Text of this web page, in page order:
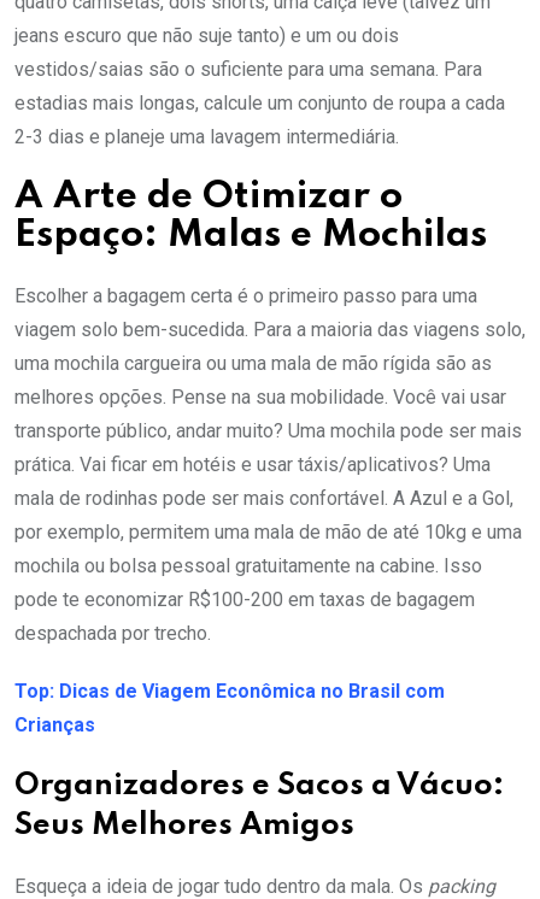
jeans escuro que não suje tanto) e um ou dois
vestidos/saias são o suficiente para uma semana. Para
estadias mais longas, calcule um conjunto de roupa a cada
2-3 dias e planeje uma lavagem intermediária.
A Arte de Otimizar o
Espaço: Malas e Mochilas
Escolher a bagagem certa é o primeiro passo para uma
viagem solo bem-sucedida. Para a maioria das viagens solo,
uma mochila cargueira ou uma mala de mão rígida são as
melhores opções. Pense na sua mobilidade. Você vai usar
transporte público, andar muito? Uma mochila pode ser mais
prática. Vai ficar em hotéis e usar táxis/aplicativos? Uma
mala de rodinhas pode ser mais confortável. A Azul e a Gol,
por exemplo, permitem uma mala de mão de até 10kg e uma
mochila ou bolsa pessoal gratuitamente na cabine. Isso
pode te economizar R$100-200 em taxas de bagagem
despachada por trecho.
Top: Dicas de Viagem Econômica no Brasil com
Crianças
Organizadores e Sacos a Vácuo:
Seus Melhores Amigos
Esqueça a ideia de jogar tudo dentro da mala. Os packing